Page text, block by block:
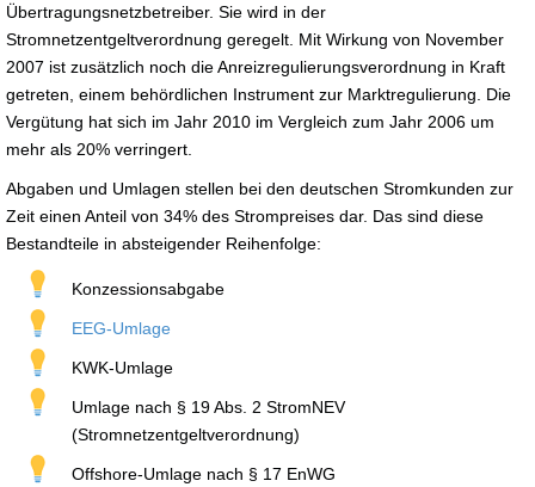
Übertragungsnetzbetreiber. Sie wird in der
Stromnetzentgeltverordnung geregelt. Mit Wirkung von November
2007 ist zusätzlich noch die Anreizregulierungsverordnung in Kraft
getreten, einem behördlichen Instrument zur Marktregulierung. Die
Vergütung hat sich im Jahr 2010 im Vergleich zum Jahr 2006 um
mehr als 20% verringert.
Abgaben und Umlagen stellen bei den deutschen Stromkunden zur
Zeit einen Anteil von 34% des Strompreises dar. Das sind diese
Bestandteile in absteigender Reihenfolge:
Konzessionsabgabe
EEG-Umlage
KWK-Umlage
Umlage nach § 19 Abs. 2 StromNEV
(Stromnetzentgeltverordnung)
Offshore-Umlage nach § 17 EnWG